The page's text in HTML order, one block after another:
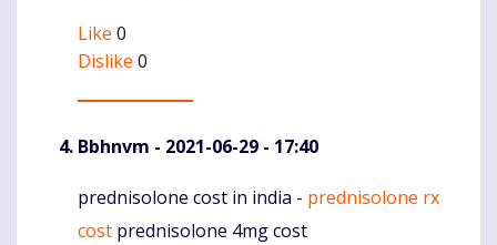
Like 0
Dislike 0
Bbhnvm - 2021-06-29 - 17:40
Komentaras
prednisolone cost in india - prednisolone rx
cost prednisolone 4mg cost